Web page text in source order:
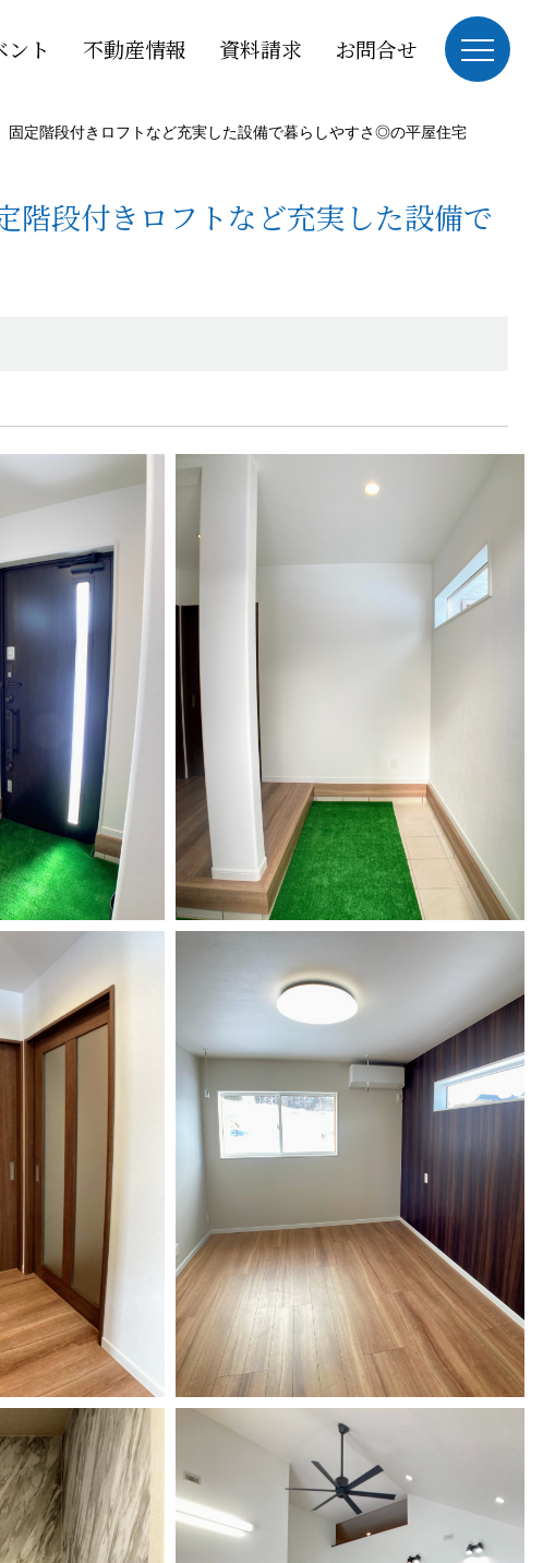
ント 不動産情報 資料請求 お問合せ
定階段付きロフトなど充実した設備で暮らしやすさ◎の平屋住宅
階段付きロフトなど充実した設備で